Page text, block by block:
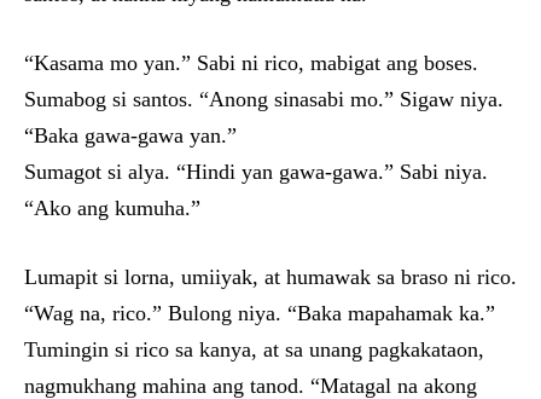
“Kasama mo yan.” Sabi ni rico, mabigat ang boses.
Sumabog si santos. “Anong sinasabi mo.” Sigaw niya.
“Baka gawa-gawa yan.”
Sumagot si alya. “Hindi yan gawa-gawa.” Sabi niya.
“Ako ang kumuha.”
Lumapit si lorna, umiiyak, at humawak sa braso ni rico.
“Wag na, rico.” Bulong niya. “Baka mapahamak ka.”
Tumingin si rico sa kanya, at sa unang pagkakataon,
nagmukhang mahina ang tanod. “Matagal na akong